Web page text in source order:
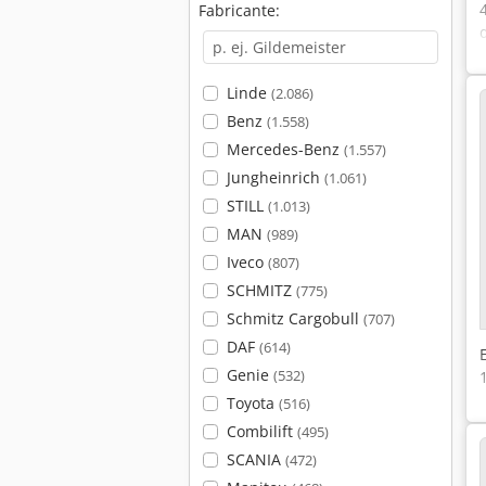
Fabricante:
Linde (2.086)
Benz (1.558)
Mercedes-Benz (1.557)
Jungheinrich (1.061)
STILL (1.013)
MAN (989)
Iveco (807)
SCHMITZ (775)
Schmitz Cargobull (707)
DAF (614)
Genie (532)
Toyota (516)
Combilift (495)
SCANIA (472)